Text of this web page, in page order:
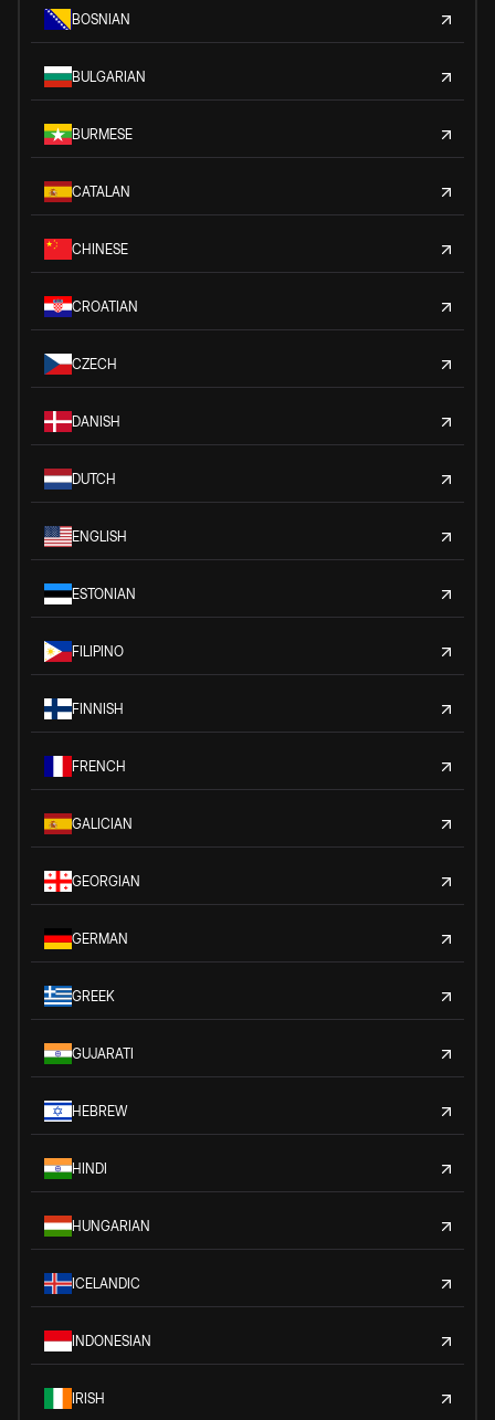
BOSNIAN
BULGARIAN
BURMESE
CATALAN
CHINESE
CROATIAN
CZECH
DANISH
DUTCH
ENGLISH
ESTONIAN
FILIPINO
FINNISH
FRENCH
GALICIAN
GEORGIAN
GERMAN
GREEK
GUJARATI
HEBREW
HINDI
HUNGARIAN
ICELANDIC
INDONESIAN
IRISH